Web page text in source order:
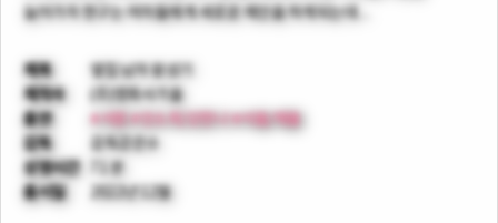
늘어가자 현구는 여자들에게 새로운 제안을 하게되는데…
제목 옆집 남자 왕성기
제작사 (주)영화사가을
출연 #서원#안소희/강한나#서율/채율
감독
감독강은수
상영시간
출시일 2022년 12월